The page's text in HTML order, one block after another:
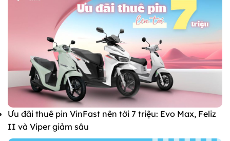
Ưu đãi thuê pin VinFast nên tới 7 triệu: Evo Max, Feliz
II và Viper giảm sâu